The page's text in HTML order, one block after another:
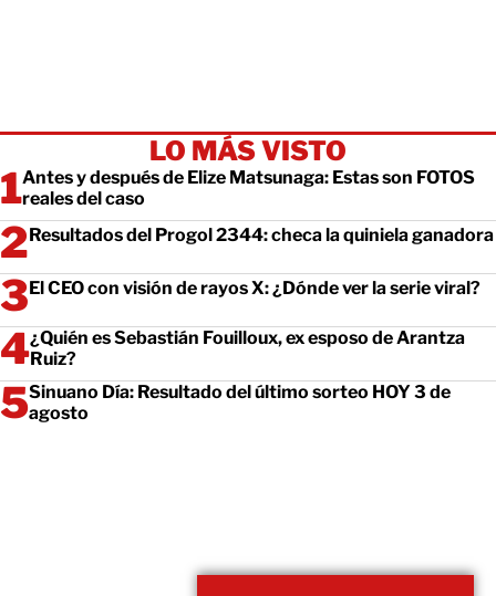
LO MÁS VISTO
Antes y después de Elize Matsunaga: Estas son FOTOS
reales del caso
Resultados del Progol 2344: checa la quiniela ganadora
El CEO con visión de rayos X: ¿Dónde ver la serie viral?
¿Quién es Sebastián Fouilloux, ex esposo de Arantza
Ruiz?
Sinuano Día: Resultado del último sorteo HOY 3 de
agosto